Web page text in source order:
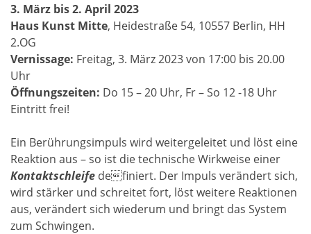
3. März bis 2. April 2023
Haus Kunst Mitte, Heidestraße 54, 10557 Berlin, HH
2.OG
Vernissage: Freitag, 3. März 2023 von 17:00 bis 20.00
Uhr
Öffnungszeiten: Do 15 – 20 Uhr, Fr – So 12 -18 Uhr
Eintritt frei!
Ein Berührungsimpuls wird weitergeleitet und löst eine
Reaktion aus – so ist die technische Wirkweise einer
Kontaktschleife definiert. Der Impuls verändert sich,
wird stärker und schreitet fort, löst weitere Reaktionen
aus, verändert sich wiederum und bringt das System
zum Schwingen.